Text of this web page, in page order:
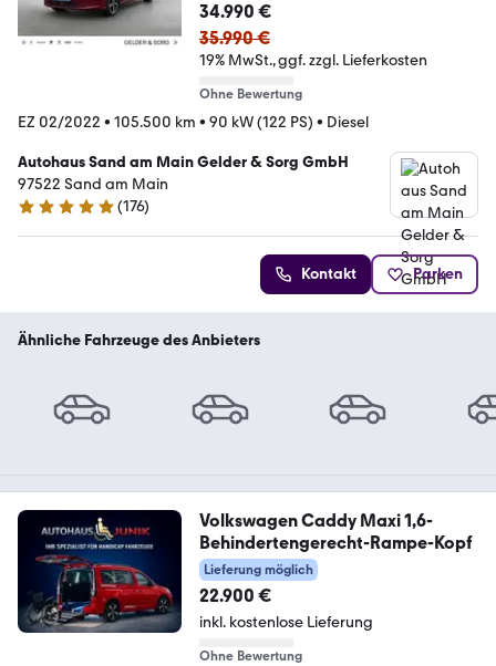
34.990 €
35.990 €
19% MwSt. ggf. zzgl. Lieferkosten
Ohne Bewertung
EZ 02/2022 • 105.500 km • 90 kW (122 PS) • Diesel
Autohaus Sand am Main Gelder & Sorg GmbH
97522 Sand am Main
4.8 Sterne
(176)
Kontakt Parken
Ähnliche Fahrzeuge des Anbieters
Volkswagen Caddy Maxi 1,6-
Behindertengerecht-Rampe-Kopf
Lieferung möglich
22.900 €
inkl. kostenlose Lieferung
Ohne Bewertung